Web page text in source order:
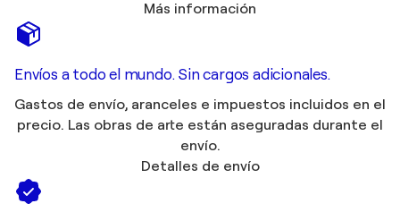
Más información
Envíos a todo el mundo. Sin cargos adicionales.
Gastos de envío, aranceles e impuestos incluidos en el
precio. Las obras de arte están aseguradas durante el
envío.
Detalles de envío